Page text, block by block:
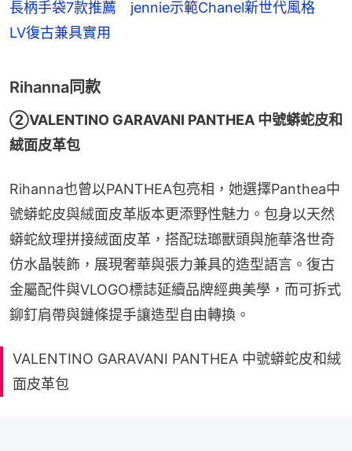
長柄手袋7款推薦 jennie示範Chanel新世代風格
LV復古兼具實用
Rihanna同款
②VALENTINO GARAVANI PANTHEA 中號蟒蛇皮和
絨面皮革包
Rihanna也曾以PANTHEA包亮相，她選擇Panthea中
號蟒蛇皮與絨面皮革版本更添野性魅力。包身以天然
蟒蛇紋理拼接絨面皮革，搭配琺瑯獸頭與施華洛世奇
仿水晶裝飾，展現奢華與張力兼具的造型語言。復古
金屬配件與VLOGO標誌延續品牌經典美學，而可拆式
鉚釘肩帶與鏈條提手讓造型自由轉換。
VALENTINO GARAVANI PANTHEA 中號蟒蛇皮和絨
面皮革包